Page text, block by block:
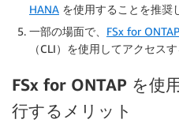
HANA を使用することを推奨
一部の場面で、 FSx for
（CLI）を使用してアクセス
FSx for ONTAP を使
行するメリット